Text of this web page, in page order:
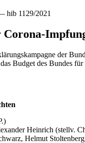
hib 1129/2021
Corona-
der
Budget des Bundes
Heinrich (stellv.
Helmut